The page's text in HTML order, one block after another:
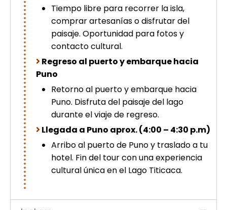
Tiempo libre para recorrer la isla,
comprar artesanías o disfrutar del
paisaje. Oportunidad para fotos y
contacto cultural.
Regreso al puerto y embarque hacia
Puno
Retorno al puerto y embarque hacia
Puno. Disfruta del paisaje del lago
durante el viaje de regreso.
Llegada a Puno aprox. (4:00 – 4:30 p.m)
Arribo al puerto de Puno y traslado a tu
hotel. Fin del tour con una experiencia
cultural única en el Lago Titicaca.